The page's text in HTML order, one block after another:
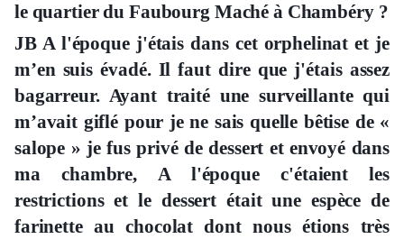
le quartier du Faubourg Maché à Chambéry ?
JB A l'époque j'étais dans cet orphelinat et je
m’en suis évadé. Il faut dire que j'étais assez
bagarreur. Ayant traité une surveillante qui
m’avait giflé pour je ne sais quelle bêtise de «
salope » je fus privé de dessert et envoyé dans
ma chambre, A l'époque c'étaient les
restrictions et le dessert était une espèce de
farinette au chocolat dont nous étions très